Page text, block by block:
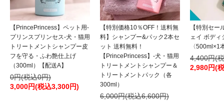
【PrincePrincess】ペット用-
プリンスプリンセス-犬・猫用
トリートメントシャンプー皮
フを守る・ふわ艶仕上げ
（300ml）【配送A】
0円(税込0円)
3,000円(税込3,300円)
【特別価格10％OFF！送料無
料】シャンプー&パック2本セ
ット 送料無料！
【PrincePrincess】-犬・猫用
トリートメントシャンプー＆
トリートメントパック（各
300ml）
6,000円(税込6,600円)
【特別セー
ェイ ボディ
〈500ml×1
4,400円(
2,980円(